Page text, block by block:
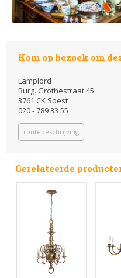
Kom op bezoek om
Lamplord
Burg. Grothestraat 45
3761 CK Soest
020 - 789 33 55
routebeschrijving
Gerelateerde